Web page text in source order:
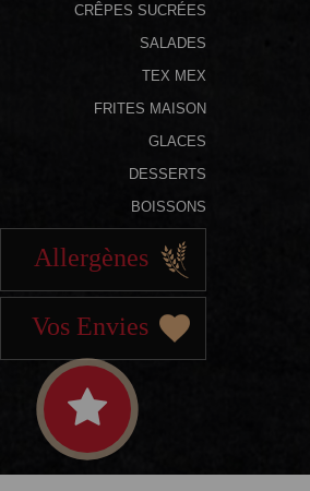
CRÊPES SUCRÉES
SALADES
TEX MEX
FRITES MAISON
GLACES
DESSERTS
BOISSONS
Allergènes
Vos Envies